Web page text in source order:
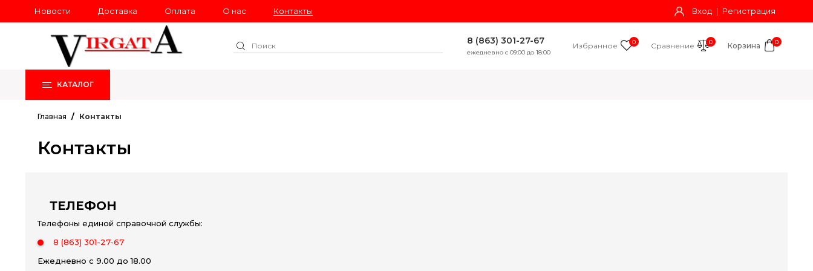
Новости Доставка Оплата О нас Контакты Вход | Регистрация
8 (863) 301-27-67
ежедневно с 09:00 до 18:00
Избранное 0 Сравнение 0 Корзина 0
КАТАЛОГ
Главная Контакты
Контакты
ТЕЛЕФОН
Телефоны единой справочной службы:
8 (863) 301-27-67
Ежедневно с 9.00 до 18.00